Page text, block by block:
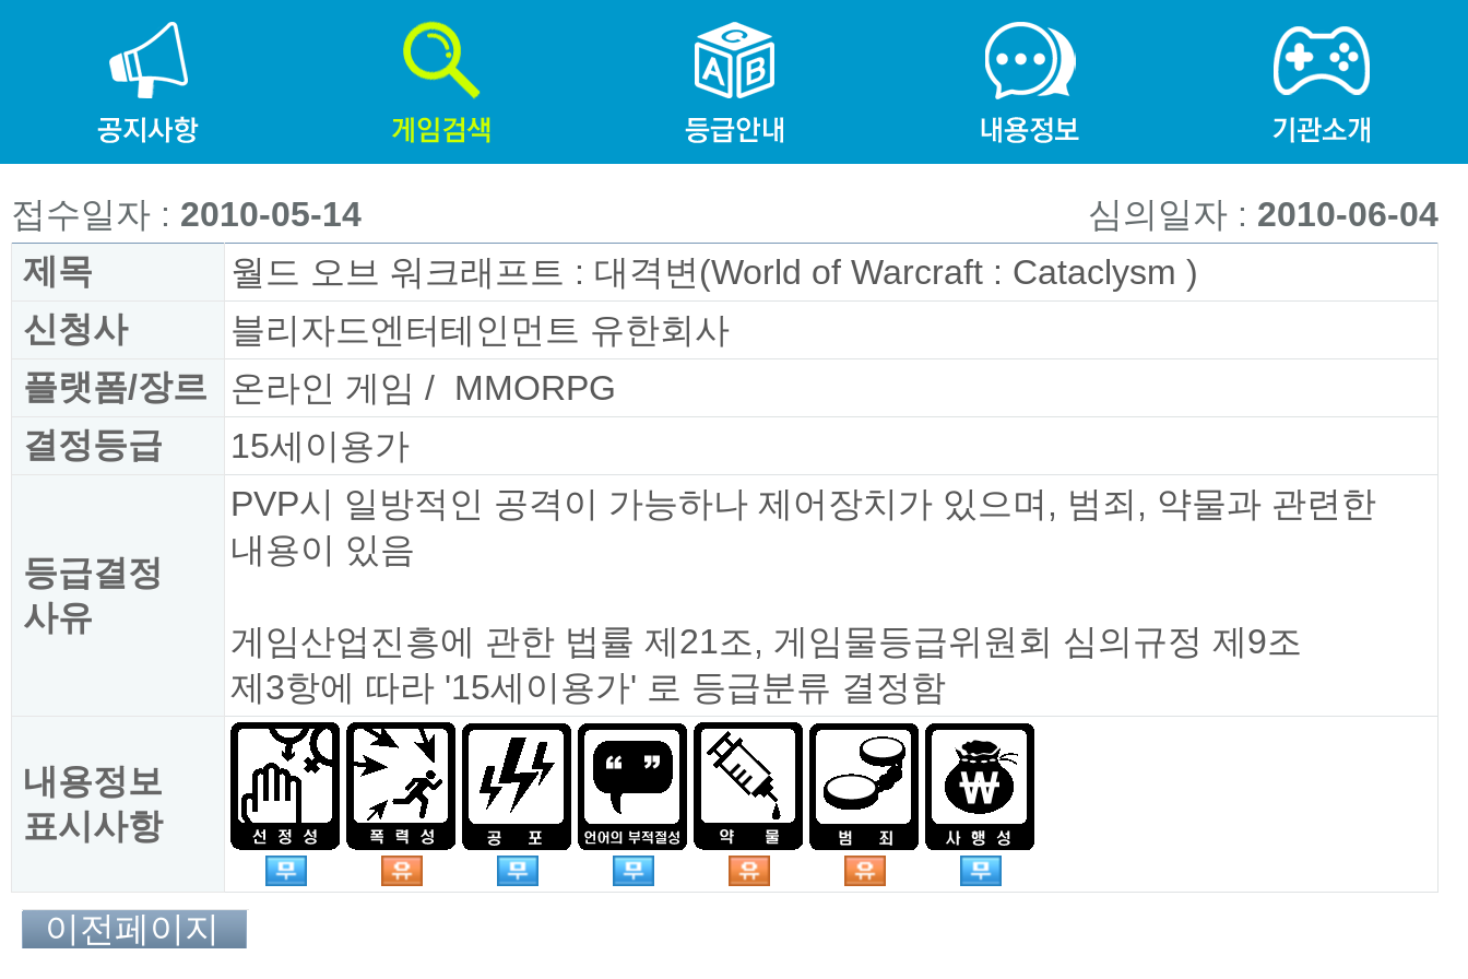
접수일자 : 2010-05-14 심의일자 : 2010-06-04
제목
월드 오브 워크래프트 : 대격변(World of Warcraft : Cataclysm )
신청사
블리자드엔터테인먼트 유한회사
플랫폼/장르
온라인 게임 / MMORPG
결정등급
15세이용가
등급결정
사유
PVP시 일방적인 공격이 가능하나 제어장치가 있으며, 범죄, 약물과 관련한
내용이 있음
게임산업진흥에 관한 법률 제21조, 게임물등급위원회 심의규정 제9조
제3항에 따라 '15세이용가' 로 등급분류 결정함
내용정보
표시사항
이전페이지